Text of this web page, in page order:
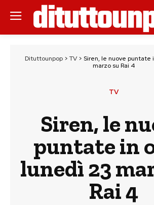
Dituttounpop > TV > Siren, le nuove puntate
marzo su Rai 4
TV
Siren, le
puntate in
lunedì 23
Rai 4